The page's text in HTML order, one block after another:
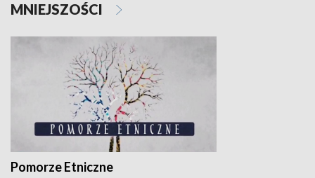
MNIEJSZOŚCI
Pomorze Etniczne